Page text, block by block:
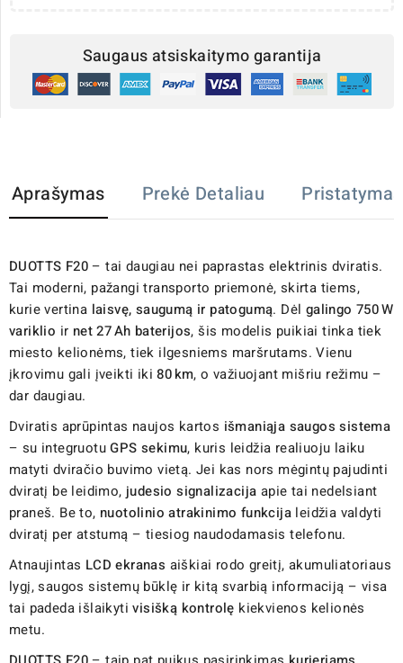
Saugaus atsiskaitymo garantija
Aprašymas Prekė Detaliau Pristatymas
DUOTTS F20– tai daugiau nei paprastas elektrinis dviratis.
Tai moderni, pažangi transporto priemonė, skirta tiems,
kurie vertina laisvę, saugumą ir patogumą. Dėl galingo 750 W
variklio ir net 27 Ah baterijos, šis modelis puikiai tinka tiek
miesto kelionėms, tiek ilgesniems maršrutams. Vienu
įkrovimu gali įveikti iki80 km, o važiuojant mišriu režimu –
dar daugiau.
Dviratis aprūpintas naujos kartos išmaniąja saugos sistema
– su integruotuGPS sekimu, kuris leidžia realiuoju laiku
matyti dviračio buvimo vietą. Jei kas nors mėgintų pajudinti
dviratį be leidimo, judesio signalizacija apie tai nedelsiant
praneš. Be to, nuotolinio atrakinimo funkcija leidžia valdyti
dviratį per atstumą – tiesiog naudodamasis telefonu.
Atnaujintas LCD ekranas aiškiai rodo greitį, akumuliatoriaus
lygį, saugos sistemų būklę ir kitą svarbią informaciją – visa
tai padeda išlaikytivisišką kontrolę kiekvienos kelionės
metu.